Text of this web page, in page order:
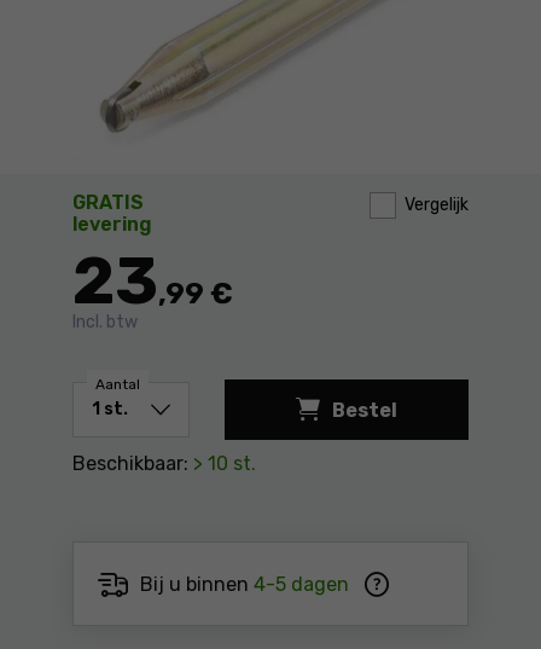
GRATIS
levering
Vergelijk
23,99 €
Incl. btw
Aantal
Bestel
Snijwiel voor TS TF
Beschikbaar: > 10 st.
Bij u binnen 4-5 dagen